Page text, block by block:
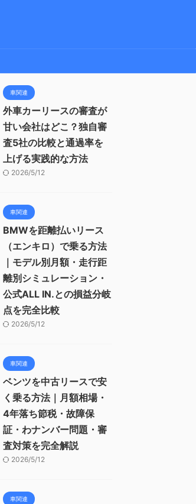
車関連
外車カーリースの審査が
甘い会社はどこ？独自審
査5社の比較と通過率を
上げる実践的な方法
2026/5/12
車関連
BMWを距離払いリース
（エンキロ）で乗る方法
｜モデル別月額・走行距
離別シミュレーション・
公式ALL IN.との損益分岐
点を完全比較
2026/5/12
車関連
ベンツを中古リースで安
く乗る方法｜月額相場・
4年落ち節税・故障保
証・わナンバー問題・審
査対策を完全解説
2026/5/12
車関連